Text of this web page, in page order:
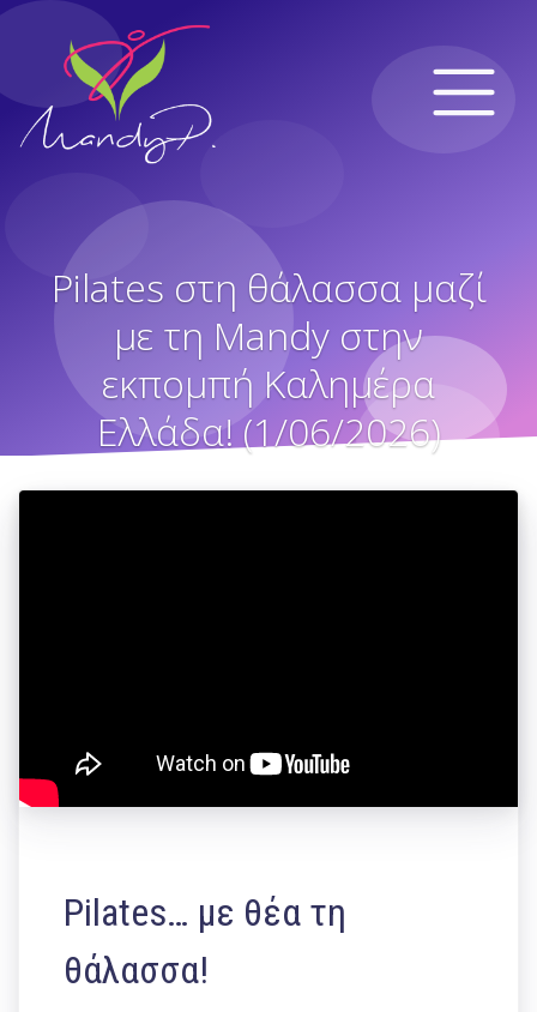
Pilates στη θάλασσα μαζί
με τη Mandy στην
εκπομπή Καλημέρα
Ελλάδα! (1/06/2026)
Pilates… με θέα τη
θάλασσα!